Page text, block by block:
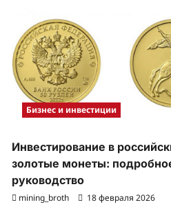
Бизнес и инвестиции
Инвестирование в
золотые монеты:
руководство
mining_broth 18 февраля 2026